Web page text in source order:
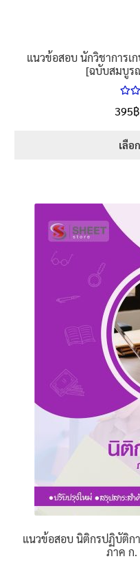
แนวข้อสอบ นักวิชาการเ
[ฉบับสมบูร
5.00
395฿
เลือ
แนวข้อสอบ นิติกรปฏิบัติก
ภาค ก